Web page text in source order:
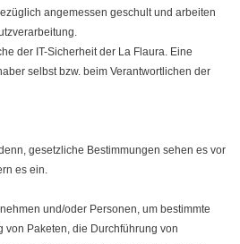
angemessen geschult und arbeiten
der IT-Sicherheit der La Flaura. Eine
selbst bzw. beim Verantwortlichen der
gesetzliche Bestimmungen sehen es vor
es ein.
und/oder Personen, um bestimmte
von Paketen, die Durchführung von